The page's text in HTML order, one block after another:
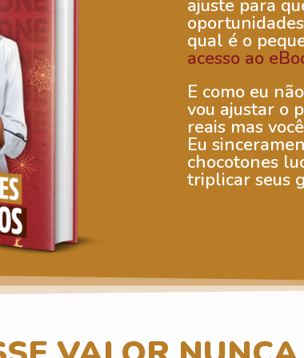
ajuste para
qual é o
acesso ao
E como eu
vou ajustar o
reais mas
Eu
chocotones
triplicar seus